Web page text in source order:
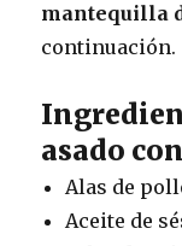
mantequilla
continuación.
asado
Alas de
Aceite de